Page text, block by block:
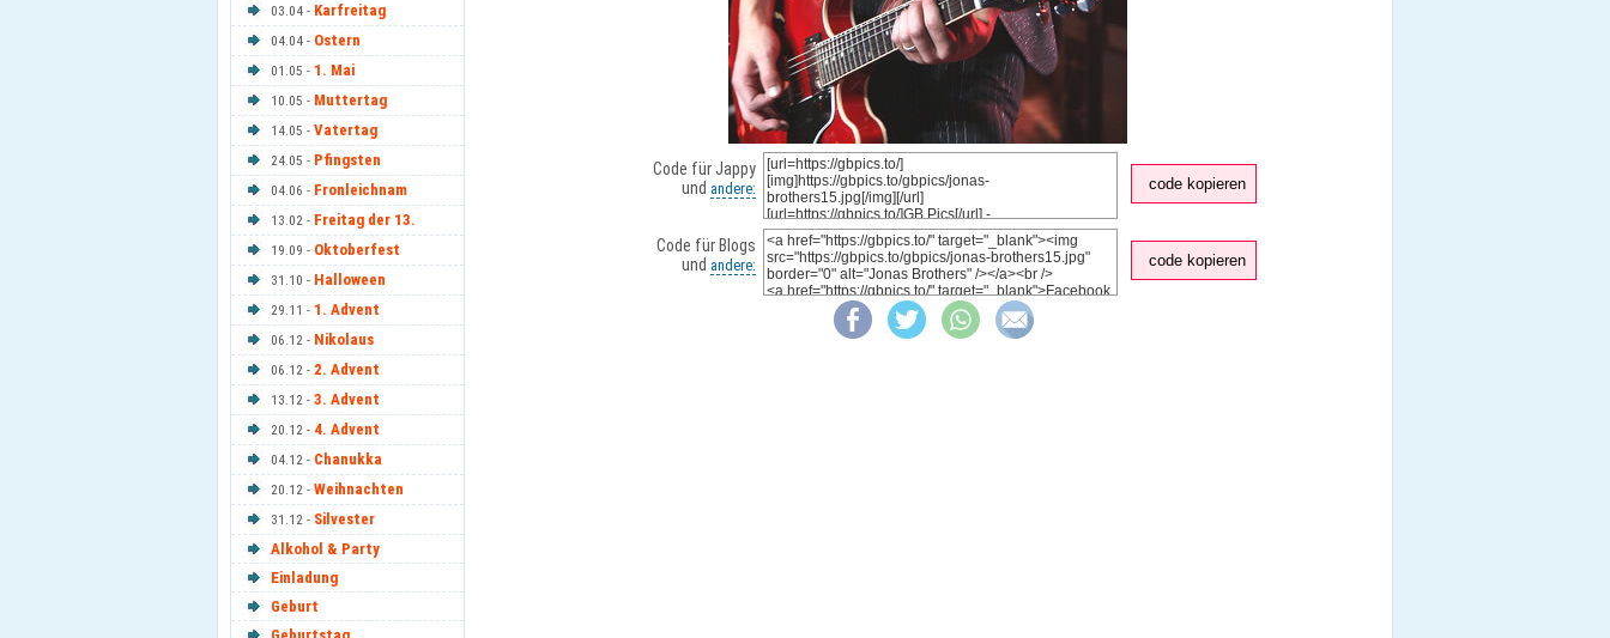
03.04 - Karfreitag
04.04 - Ostern
01.05 - 1. Mai
10.05 - Muttertag
14.05 - Vatertag
24.05 - Pfingsten
04.06 - Fronleichnam
13.02 - Freitag der 13.
19.09 - Oktoberfest
31.10 - Halloween
29.11 - 1. Advent
06.12 - Nikolaus
06.12 - 2. Advent
13.12 - 3. Advent
20.12 - 4. Advent
04.12 - Chanukka
20.12 - Weihnachten
31.12 - Silvester
Alkohol & Party
Einladung
Geburt
Code für Jappy
und andere: code kopieren
Code für Blogs
und andere: code kopieren